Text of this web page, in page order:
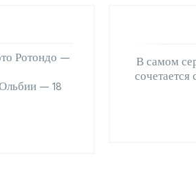
Ротондо —
— 18
В самом
сочетается